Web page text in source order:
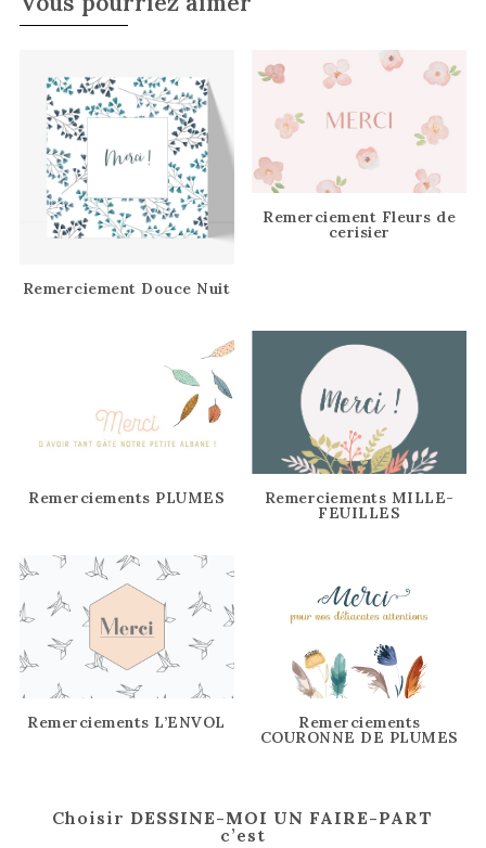
Remerciement Douce Nuit
Remerciement Fleurs de
cerisier
Remerciements PLUMES Remerciements MILLE-
FEUILLES
Remerciements L’ENVOL Remerciements
COURONNE DE PLUMES
Choisir DESSINE-MOI UN FAIRE-PART
c’est